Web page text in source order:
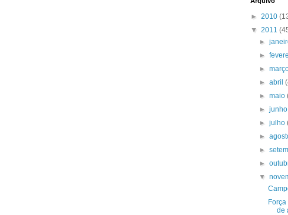
► 2010
▼ 2011
►
►
►
►abril
►maio
►
►julho
►
►
►
▼
de